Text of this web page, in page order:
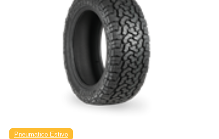
Pneumatico Estivo